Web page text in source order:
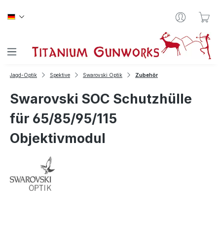
Jagd-Optik Spektive Swarovski Optik Zubehör
Swarovski SOC Schutzhülle
für 65/85/95/115
Objektivmodul